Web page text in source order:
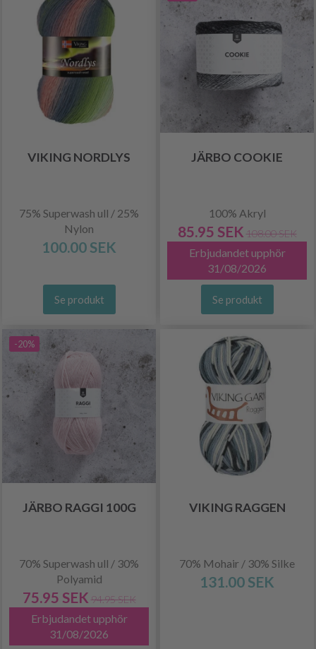
VIKING NORDLYS
75% Superwash ull / 25%
Nylon
100.00 SEK
Se produkt
JÄRBO COOKIE
100% Akryl
85.95 SEK 108.00 SEK
Erbjudandet upphör
31/08/2026
Se produkt
-20%
JÄRBO RAGGI 100G
70% Superwash ull / 30%
Polyamid
75.95 SEK 94.95 SEK
Erbjudandet upphör
31/08/2026
VIKING RAGGEN
70% Mohair / 30% Silke
131.00 SEK